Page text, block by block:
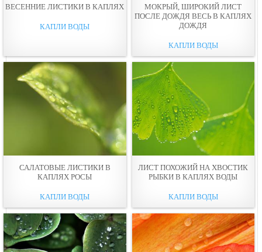
ВЕСЕННИЕ ЛИСТИКИ В КАПЛЯХ
КАПЛИ ВОДЫ
МОКРЫЙ, ШИРОКИЙ ЛИСТ
ПОСЛЕ ДОЖДЯ ВЕСЬ В КАПЛЯХ
ДОЖДЯ
КАПЛИ ВОДЫ
САЛАТОВЫЕ ЛИСТИКИ В
КАПЛЯХ РОСЫ
КАПЛИ ВОДЫ
ЛИСТ ПОХОЖИЙ НА ХВОСТИК
РЫБКИ В КАПЛЯХ ВОДЫ
КАПЛИ ВОДЫ